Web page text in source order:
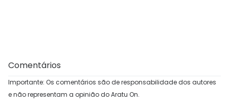
Comentários
Importante: Os comentários são de responsabilidade dos autores
e não representam a opinião do Aratu On.